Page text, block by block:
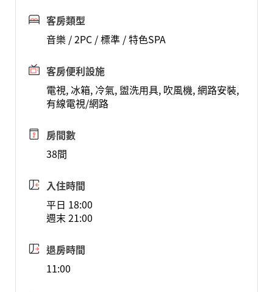
客房類型
音樂 / 2PC / 標準 / 特色SPA
客房便利設施
電視, 冰箱, 冷氣, 盥洗用具, 吹風機, 網路安裝,
有線電視/網路
房間數
38間
入住時間
平日 18:00
週末 21:00
退房時間
11:00